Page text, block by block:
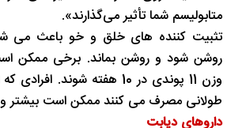
متابولیسم شما تأثیر می‌گذارند».
تثبیت کننده های خلق و خو باعث می
روشن شود و روشن بماند. برخی ممکن
وزن 11 پوندی در 10 هفته شوند.
طولانی مصرف می کنند ممکن است بیشتر
داروهای دیابت